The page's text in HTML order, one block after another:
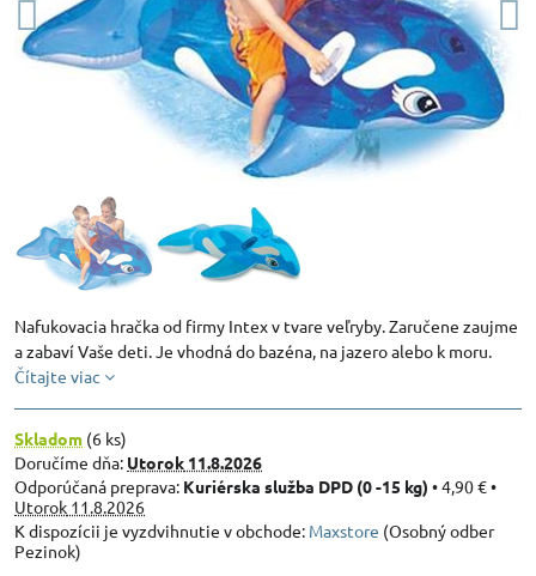
Nafukovacia hračka od firmy Intex v tvare veľryby. Zaručene zaujme
a zabaví Vaše deti. Je vhodná do bazéna, na jazero alebo k moru.
Čítajte viac
Skladom (6 ks)
Doručíme dňa: Utorok 11.8.2026
Kuriérska služba DPD (0 -15 kg) •4,90 €•
Utorok 11.8.2026
Maxstore (Osobný odber
Pezinok)